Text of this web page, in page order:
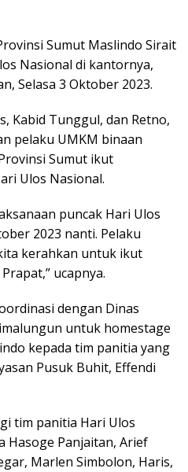
Sumut Maslindo Sirait
Nasional di kantornya,
Selasa 3 Oktober 2023.
Kabid Tunggul, dan Retno,
pelaku UMKM binaan
Sumut ikut
Ulos Nasional.
puncak Hari Ulos
2023 nanti. Pelaku
kerahkan untuk ikut
ucapnya.
dengan Dinas
untuk homestage
kepada tim panitia yang
Pusuk Buhit, Effendi
tim panitia Hari Ulos
Hasoge Panjaitan, Arief
Marlen Simbolon, Haris,